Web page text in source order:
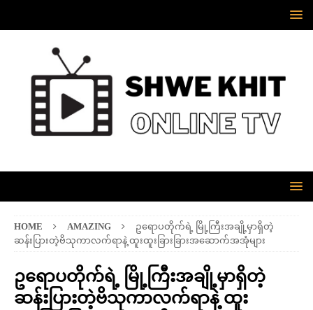
HOME AMAZING
ဥရောပတိုက်ရဲ့ မြို့ကြီးအချို့မှာရှိတဲ့
ဆန်းပြားတဲ့ဗိသုကာလက်ရာနဲ့ ထူးထူးခြားခြားအဆောက်အအုံများ
ဥရောပတိုက်ရဲ့ မြို့ကြီးအချို့မှာရှိတဲ့
ဆန်းပြားတဲ့ဗိသုကာလက်ရာနဲ့ ထူး